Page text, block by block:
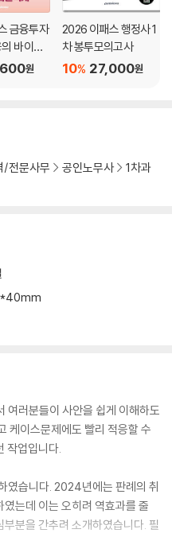
금융투자
바이블
심개념
원
2026 이패스 행정사 1
차 봉투모의고사
27,000원
10%
/전문사무 공인노무사
1차과
여러분들이 사안을 쉽게 이해하도
케이스문제에도 빨리 적응할 수
작업입니다.
였습니다. 2024년에는 판례의 취
는데 이는 오히려 역효과를 줄
분을 간추려 소개하였습니다. 필